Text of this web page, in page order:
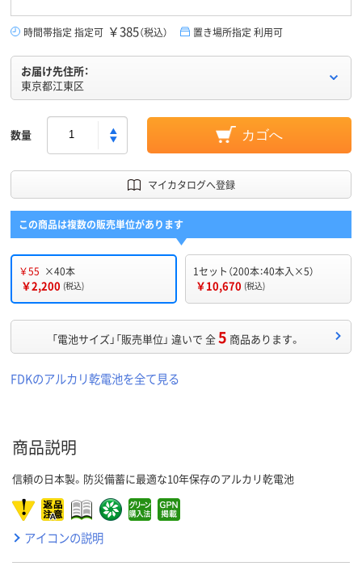
時間帯指定 指定可 ￥385（税込） 置き場所指定 利用可
お届け先住所：
東京都江東区
数量 カゴへ
マイカタログへ登録
この商品は複数の販売単位があります
￥55 ×40本
￥2,200 (税込)
1セット（200本：40本入×5）
￥10,670 (税込)
「電池サイズ」「販売単位」 違いで 全5 商品あります。
FDKのアルカリ乾電池を全て見る
商品説明
信頼の日本製。防災備蓄に最適な10年保存のアルカリ乾電池
アイコンの説明